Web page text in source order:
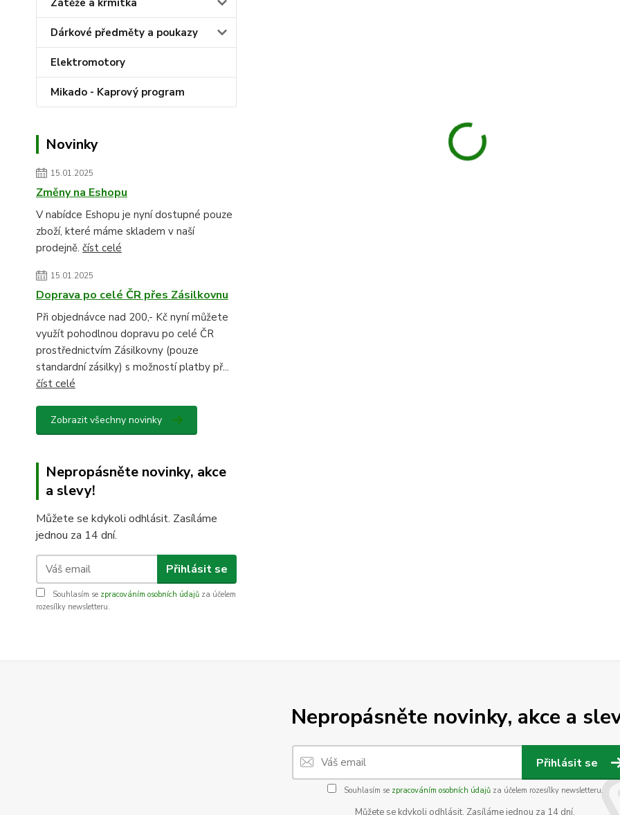
Zátěže a krmítka
Dárkové předměty a poukazy
Elektromotory
Mikado - Kaprový program
Novinky
15.01.2025
Změny na Eshopu
V nabídce Eshopu je nyní dostupné pouze
zboží, které máme skladem v naší
prodejně. číst celé
15.01.2025
Doprava po celé ČR přes Zásilkovnu
Při objednávce nad 200,- Kč nyní můžete
využít pohodlnou dopravu po celé ČR
prostřednictvím Zásilkovny (pouze
standardní zásilky) s možností platby př...
číst celé
Zobrazit všechny novinky
Nepropásněte novinky, akce
a slevy!
Můžete se kdykoli odhlásit. Zasíláme
jednou za 14 dní.
Přihlásit se
Souhlasím se zpracováním osobních údajů za účelem
rozesílky newsletteru.
Nepropásněte novinky, akce a
Přihlásit se
Souhlasím se zpracováním osobních údajůza účelem rozesílky newsletteru.
Můžete se kdykoli odhlásit. Zasíláme jednou za 14 dní.